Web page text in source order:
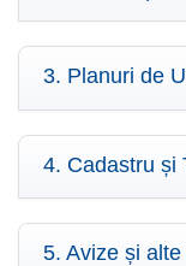
3. Planuri de
4. Cadastru și
5. Avize și